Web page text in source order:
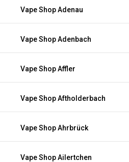
Vape Shop Adenau
Vape Shop Adenbach
Vape Shop Affler
Vape Shop Aftholderbach
Vape Shop Ahrbrück
Vape Shop Ailertchen